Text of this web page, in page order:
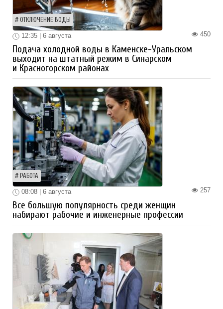
ОТКЛЮЧЕНИЕ ВОДЫ
450
12:35 | 6 августа
Подача холодной воды в Каменске-Уральском
выходит на штатный режим в Синарском
и Красногорском районах
РАБОТА
257
08:08 | 6 августа
Все большую популярность среди женщин
набирают рабочие и инженерные профессии